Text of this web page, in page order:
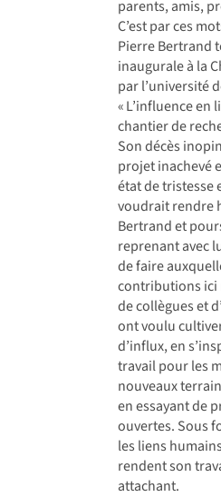
parents, amis,
C’est par ces
Pierre Bertrand
inaugurale à la
par l’université
« L’influence en
chantier de
Son décès
projet inachevé
état de tristesse
voudrait rendre
Bertrand et
reprenant avec
de faire
contributions ici
de collègues et
ont voulu
d’influx, en
travail pour les
nouveaux
en essayant de
ouvertes. Sous
les liens
rendent son
attachant.